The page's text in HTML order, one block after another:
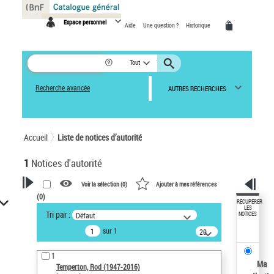
Espace personnel Aide Une question ? Historique
Tout
Recherche avancée AUTRES RECHERCHES
Accueil Liste de notices d’autorité
1 Notices d'autorité
VOTRE RECHERCHE
Recherche avancée dans les
notices d’autorité
Œuvres liées à l'auteur :
Temperton, Rod (1947-2016)
Voir la sélection (0) Ajouter à mes références
(0)
Tri par : Défaut
sur 1
20
résultats/page
1
Temperton, Rod (1947-2016)
RÉCUPÉRER
LES
NOTICES
Ma
Panneau de gestion des cookies